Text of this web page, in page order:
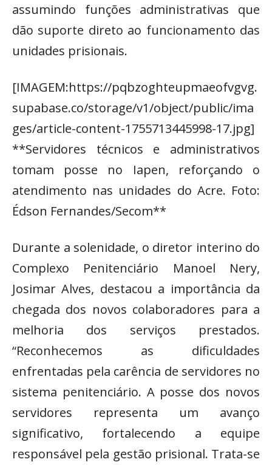
assumindo funções administrativas que
dão suporte direto ao funcionamento das
unidades prisionais.
[IMAGEM:https://pqbzoghteupmaeofvgvg.
supabase.co/storage/v1/object/public/ima
ges/article-content-1755713445998-17.jpg]
**Servidores técnicos e administrativos
tomam posse no Iapen, reforçando o
atendimento nas unidades do Acre. Foto:
Édson Fernandes/Secom**
Durante a solenidade, o diretor interino do
Complexo Penitenciário Manoel Nery,
Josimar Alves, destacou a importância da
chegada dos novos colaboradores para a
melhoria dos serviços prestados.
“Reconhecemos as dificuldades
enfrentadas pela carência de servidores no
sistema penitenciário. A posse dos novos
servidores representa um avanço
significativo, fortalecendo a equipe
responsável pela gestão prisional. Trata-se